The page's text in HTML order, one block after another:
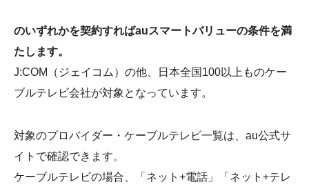
のいずれかを契約すればauスマートバリューの条件を満
たします。
J:COM（ジェイコム）の他、日本全国100以上ものケー
ブルテレビ会社が対象となっています。
対象のプロバイダー・ケーブルテレビ一覧は、au公式サ
イトで確認できます。
ケーブルテレビの場合、「ネット+電話」「ネット+テレ